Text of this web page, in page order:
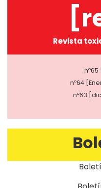
Revista
nº65
nº64
nº63